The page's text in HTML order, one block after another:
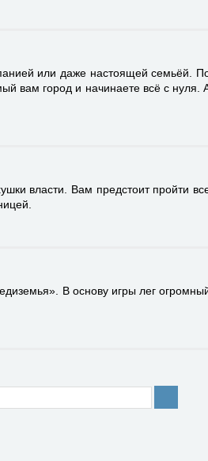
или даже настоящей семьёй.
вам город и начинаете всё с нуля.
власти. Вам предстоит пройти
В основу игры лег